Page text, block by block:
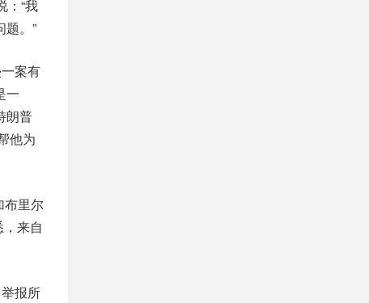
：“我
。”
案有
一
朗普
他为
布里尔
来自
报所